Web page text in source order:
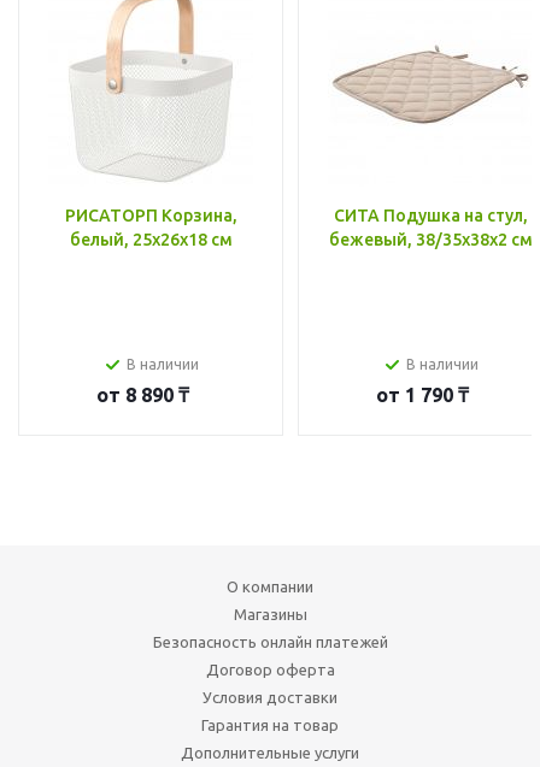
РИСАТОРП Корзина,
белый, 25x26x18 см
В наличии
от 8 890 ₸
СИТА Подушка на стул,
бежевый, 38/35x38x2 см
В наличии
от 1 790 ₸
О компании
Магазины
Безопасность онлайн платежей
Договор оферта
Условия доставки
Гарантия на товар
Дополнительные услуги